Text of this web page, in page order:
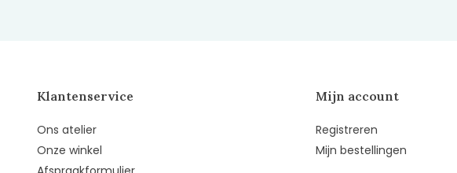
Klantenservice
Ons atelier
Onze winkel
Mijn account
Registreren
Mijn bestellingen